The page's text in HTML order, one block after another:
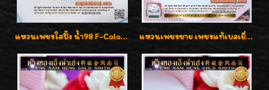
แหวนเพชรใสปิ๊ง น้ำ98 F-Color/VVS1 น้ำหนักเพชรรวม 2.56 กะรัต ใส่เต็มนิ้วเพชรเป็นน้ำเป็นเนื้อสวยมากๆค่ะ แหวนเพชรชาย เพชรแท้เบลเยี่ยมคัท น้ำ100% D-Color/VVS 2.46 กะรัต